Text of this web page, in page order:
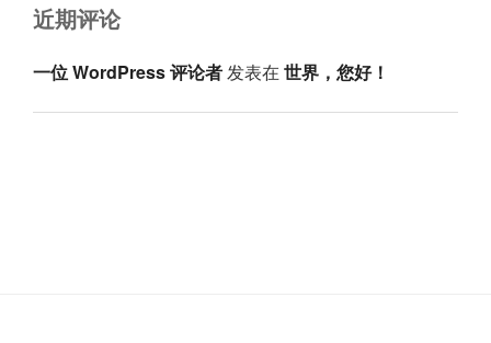
近期评论
一位 WordPress 评论者发表在 世界，您好！